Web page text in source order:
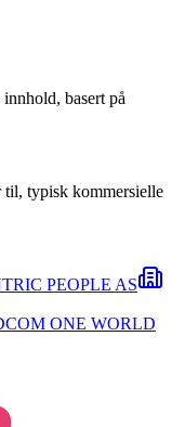
basert på
til, typisk kommersielle
PEOPLE AS
ONE WORLD